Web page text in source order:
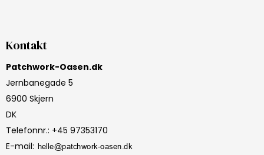
Kontakt
Patchwork-Oasen.dk
Jernbanegade 5
6900 Skjern
DK
Telefonnr.: +45 97353170
E-mail: